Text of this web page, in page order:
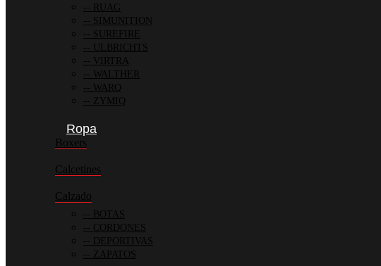
RUAG
SIMUNITION
SUREFIRE
ULBRICHTS
VIRTRA
WALTHER
WARQ
ZYMIQ
Ropa
Boxers
Calcetines
Calzado
BOTAS
CORDONES
DEPORTIVAS
ZAPATOS